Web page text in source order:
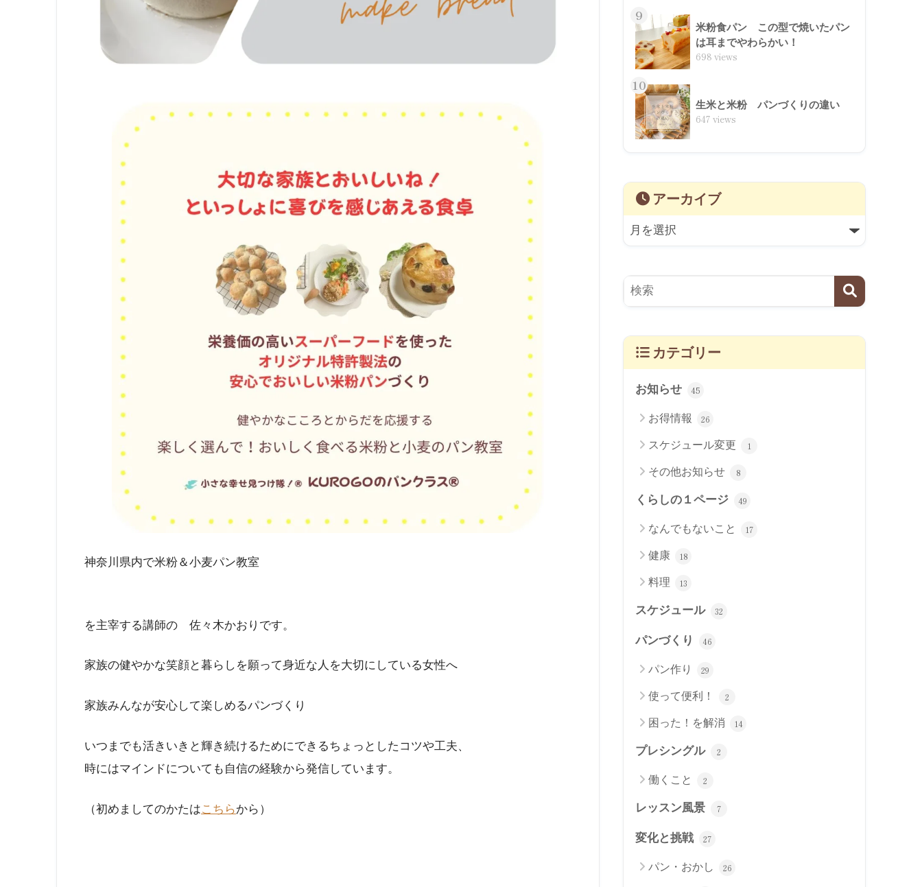
神奈川県内で米粉＆小麦パン教室
を主宰する講師の 佐々木かおりです。
家族の健やかな笑顔と暮らしを願って身近な人を大切にしている女性へ
家族みんなが安心して楽しめるパンづくり
いつまでも活きいきと輝き続けるためにできるちょっとしたコツや工夫、
時にはマインドについても自信の経験から発信しています。
（初めましてのかたはこちらから）
9
米粉食パン この型で焼いたパン
は耳までやわらかい！
698 views
10
生米と米粉 パンづくりの違い
647 views
アーカイブ
カテゴリー
お知らせ 45
お得情報 26
スケジュール変更 1
その他お知らせ 8
くらしの１ページ 49
なんでもないこと 17
健康 18
料理 13
スケジュール 32
パンづくり 46
パン作り 29
使って便利！ 2
困った！を解消 14
プレシングル 2
働くこと 2
レッスン風景 7
変化と挑戦 27
パン・おかし 26